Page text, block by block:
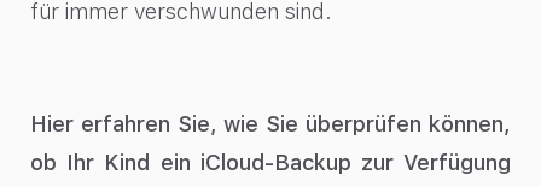
für immer verschwunden sind.
Hier erfahren Sie, wie Sie überprüfen können,
ob Ihr Kind ein iCloud-Backup zur Verfügung